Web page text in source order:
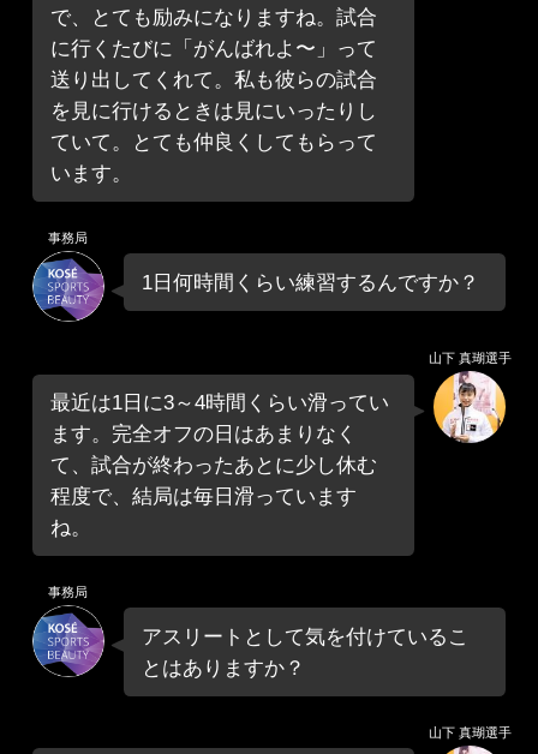
で、とても励みになりますね。試合
に行くたびに「がんばれよ〜」って
送り出してくれて。私も彼らの試合
を見に行けるときは見にいったりし
ていて。とても仲良くしてもらって
います。
事務局
1日何時間くらい練習するんですか？
最近は1日に3～4時間くらい滑ってい
ます。完全オフの日はあまりなく
て、試合が終わったあとに少し休む
程度で、結局は毎日滑っています
ね。
山下 真瑚選手
事務局
アスリートとして気を付けているこ
とはありますか？
山下 真瑚選手